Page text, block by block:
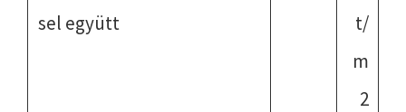
sel együtt
t/
m
2